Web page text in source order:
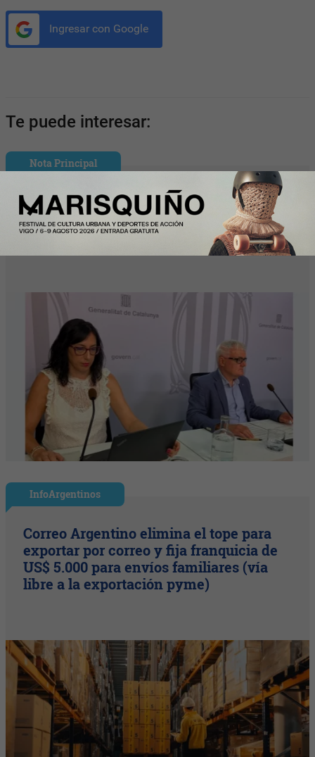
Ingresar con Google
Te puede interesar:
Nota Principal
Cataluña continúa con récord de
empleo, por encima de los 4 millones de
afiliaciones a la Seguridad Social
InfoArgentinos
Correo Argentino elimina el tope para
exportar por correo y fija franquicia de
US$ 5.000 para envíos familiares (vía
libre a la exportación pyme)